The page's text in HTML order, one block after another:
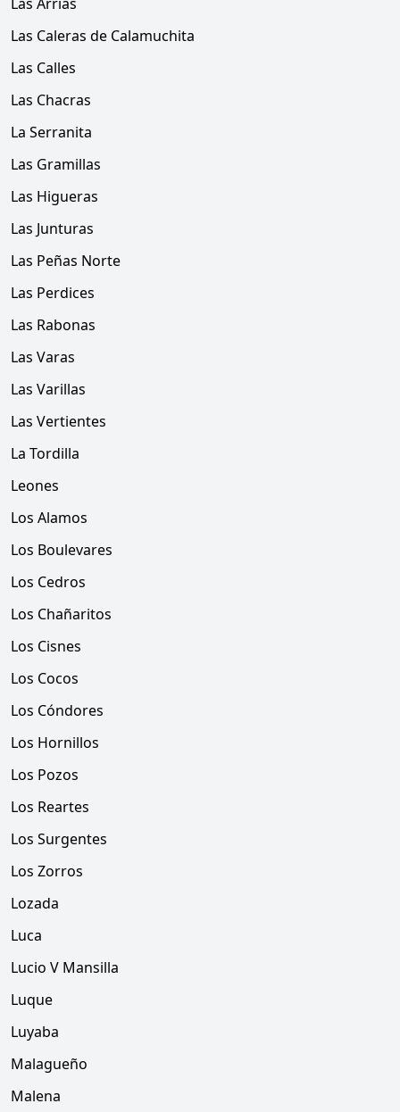
Las Caleras de Calamuchita
Las Calles
Las Chacras
La Serranita
Las Gramillas
Las Higueras
Las Junturas
Las Peñas Norte
Las Perdices
Las Rabonas
Las Varas
Las Varillas
Las Vertientes
La Tordilla
Leones
Los Alamos
Los Boulevares
Los Cedros
Los Chañaritos
Los Cisnes
Los Cocos
Los Cóndores
Los Hornillos
Los Pozos
Los Reartes
Los Surgentes
Los Zorros
Lozada
Luca
Lucio V Mansilla
Luque
Luyaba
Malagueño
Malena